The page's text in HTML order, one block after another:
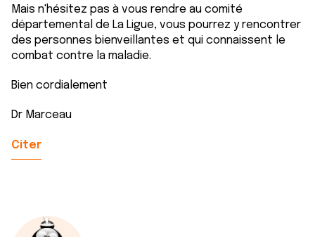
Mais n'hésitez pas à vous rendre au comité
départemental de La Ligue, vous pourrez y rencontrer
des personnes bienveillantes et qui connaissent le
combat contre la maladie.
Bien cordialement
Dr Marceau
Citer